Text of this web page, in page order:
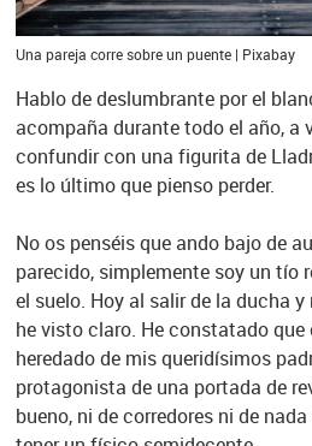
Una pareja corre sobre un puente | Pixabay
Hablo de deslumbrante por el
acompaña durante todo el año, a
confundir con una figurita de
es lo último que pienso perder.
No os penséis que ando bajo de
parecido, simplemente soy un tío
el suelo. Hoy al salir de la ducha
he visto claro. He constatado
heredado de mis queridísimos
protagonista de una portada de
bueno, ni de corredores ni de